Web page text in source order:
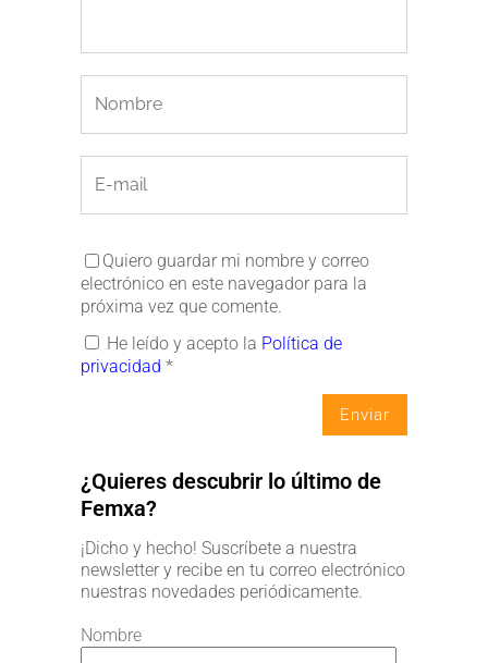
Quiero guardar mi nombre y correo
electrónico en este navegador para la
próxima vez que comente.
He leído y acepto la Política de
privacidad *
¿Quieres descubrir lo último de
Femxa?
¡Dicho y hecho! Suscríbete a nuestra
newsletter y recibe en tu correo electrónico
nuestras novedades periódicamente.
Nombre